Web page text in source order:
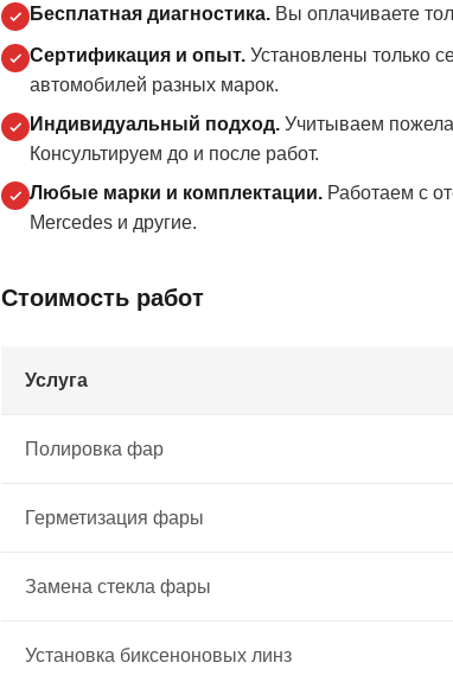
Бесплатная диагностика. Вы оплачиваете
Сертификация и опыт. Установлены только
автомобилей разных марок.
Индивидуальный подход. Учитываем
Консультируем до и после работ.
Любые марки и комплектации. Работаем с
Mercedes и другие.
Стоимость работ
Услуга
Полировка фар
Герметизация фары
Замена стекла фары
Установка биксеноновых линз